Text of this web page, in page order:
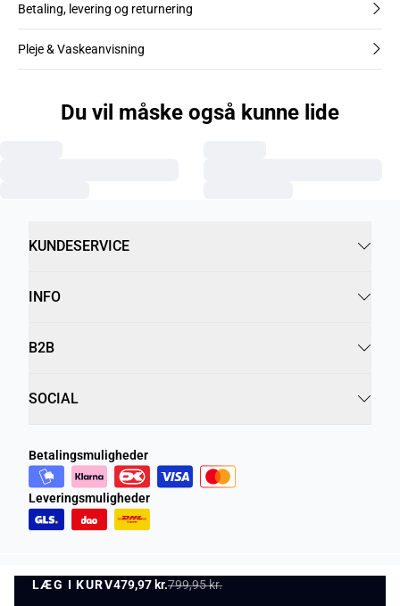
LÆG I KURV479,97 kr.799,95 kr.
LÆG I KURV
Betaling, levering og returnering
Pleje & Vaskeanvisning
Du vil måske også kunne lide
KUNDESERVICE
INFO
B2B
SOCIAL
Betalingsmuligheder
Leveringsmuligheder
Privatlivspolitik Vilkår og betingelser